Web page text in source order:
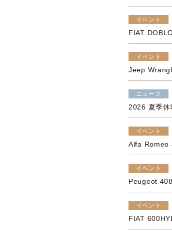
イベント
FIAT
イベント
Jeep
ニュース
2026 夏季休
イベント
Alfa Romeo
イベント
Peugeot
イベント
FIAT